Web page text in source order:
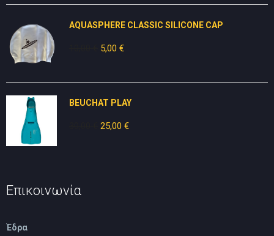
50,00 €.
AQUASPHERE CLASSIC SILICONE CAP
Original
5,00 €Η
5,00 €.
BEUCHAT PLAY
Original
25,00 €Η
Επικοινωνία
Έδρα